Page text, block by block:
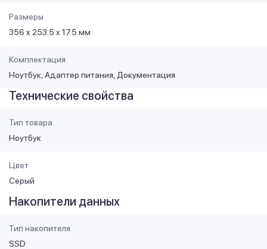
Размеры
356 x 253.5 x 17.5 мм
Комплектация
Ноутбук, Адаптер питания, Документация
Технические свойства
Тип товара
Ноутбук
Цвет
Серый
Накопители данных
Тип накопителя
SSD